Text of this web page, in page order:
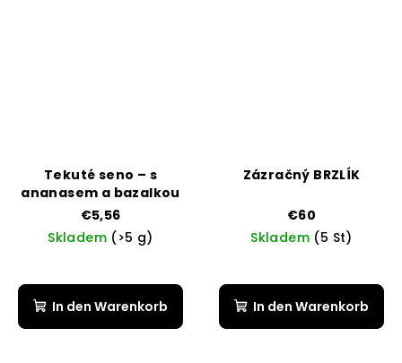
Tekuté seno – s
ananasem a bazalkou
€5,56
Skladem (>5 g)
In den Warenkorb
Zázračný BRZLÍK
€60
Skladem (5 St)
In den Warenkorb